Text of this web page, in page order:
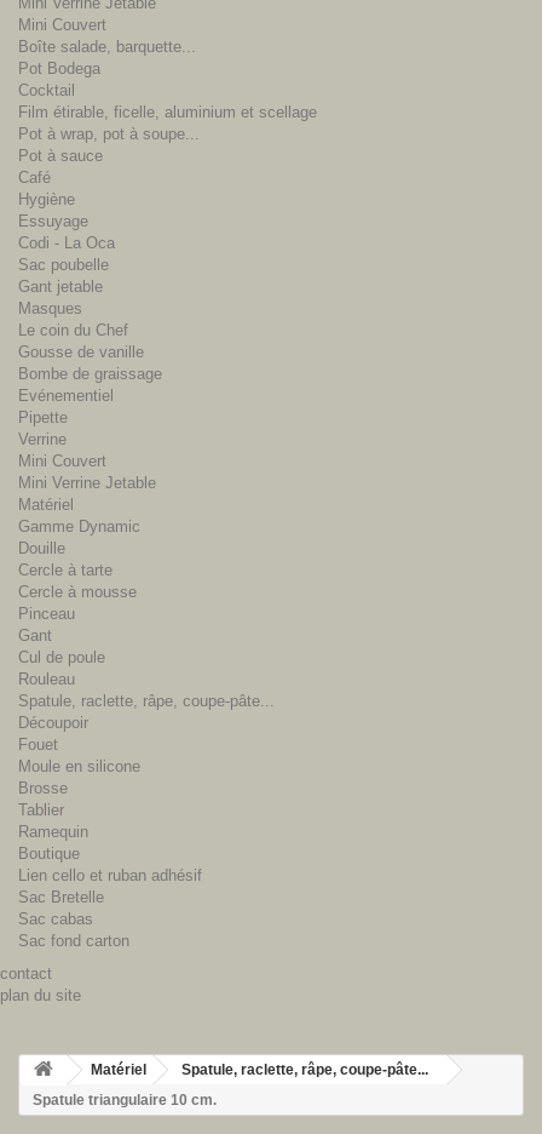
Mini Couvert
Boîte salade, barquette...
Pot Bodega
Cocktail
Film étirable, ficelle, aluminium et scellage
Pot à wrap, pot à soupe...
Pot à sauce
Café
Hygiène
Essuyage
Codi - La Oca
Sac poubelle
Gant jetable
Masques
Le coin du Chef
Gousse de vanille
Bombe de graissage
Evénementiel
Pipette
Verrine
Mini Couvert
Mini Verrine Jetable
Matériel
Gamme Dynamic
Douille
Cercle à tarte
Cercle à mousse
Pinceau
Gant
Cul de poule
Rouleau
Spatule, raclette, râpe, coupe-pâte...
Découpoir
Fouet
Moule en silicone
Brosse
Tablier
Ramequin
Boutique
Lien cello et ruban adhésif
Sac Bretelle
Sac cabas
Sac fond carton
contact
plan du site
Matériel
Spatule, raclette, râpe, coupe-pâte...
Spatule triangulaire 10 cm.